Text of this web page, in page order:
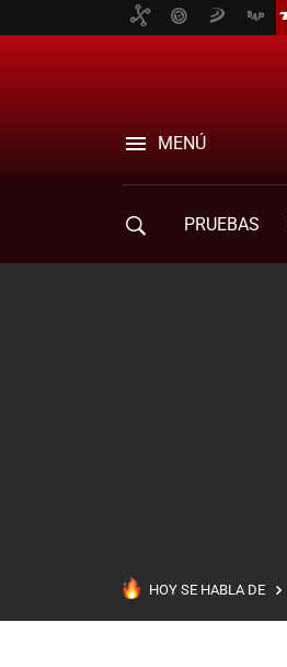
MENÚ
PRUEBAS
HOY SE HABLA DE